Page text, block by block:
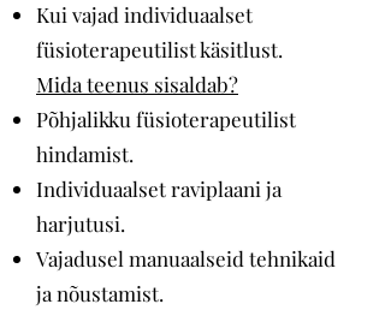
Kui vajad individuaalset
füsioterapeutilist käsitlust.
Mida teenus sisaldab?
Põhjalikku füsioterapeutilist
hindamist.
Individuaalset raviplaani ja
harjutusi.
Vajadusel manuaalseid tehnikaid
ja nõustamist.